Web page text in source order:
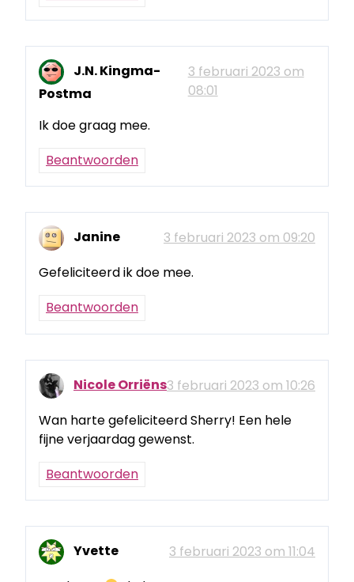
J.N. Kingma-
Postma
3 februari 2023 om
08:01
Ik doe graag mee.
Beantwoorden
Janine
3 februari 2023 om 09:20
Gefeliciteerd ik doe mee.
Beantwoorden
Nicole Orriëns3 februari 2023 om 10:26
Wan harte gefeliciteerd Sherry! Een hele
fijne verjaardag gewenst.
Beantwoorden
Yvette
3 februari 2023 om 11:04